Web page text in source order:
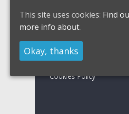
Impressum / Kontakt
Cookies Policy
This site uses cookies: Find
more info about.
Okay, thanks